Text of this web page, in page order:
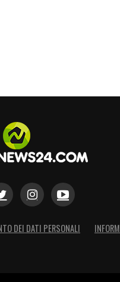
adesso spera
DEI DATI PERSONALI